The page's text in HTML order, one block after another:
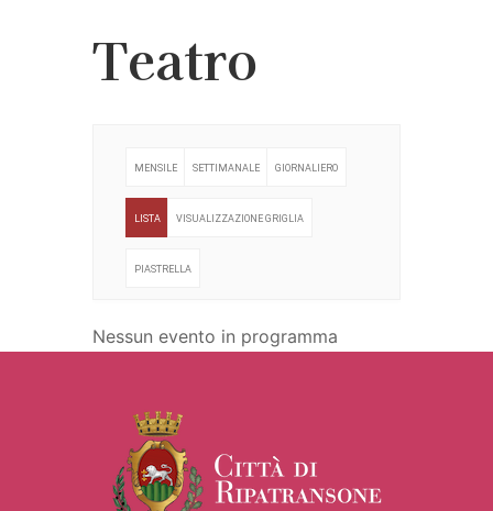
Teatro
MENSILE SETTIMANALE GIORNALIERO
LISTA VISUALIZZAZIONE GRIGLIA
PIASTRELLA
Nessun evento in programma